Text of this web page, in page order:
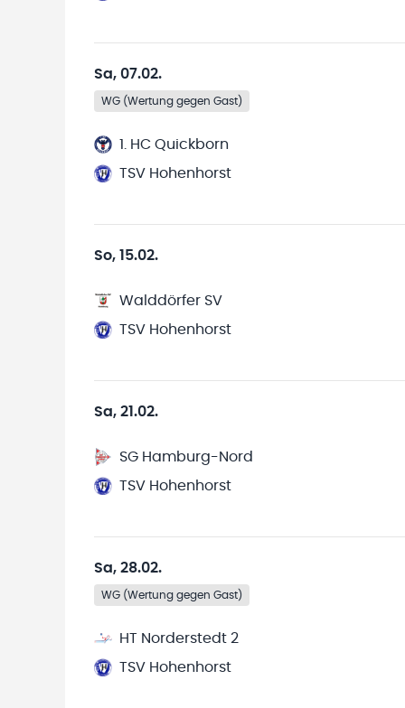
Sa, 07.02.
WG (Wertung gegen Gast)
1. HC Quickborn
TSV Hohenhorst
So, 15.02.
Walddörfer SV
TSV Hohenhorst
Sa, 21.02.
SG Hamburg-Nord
TSV Hohenhorst
Sa, 28.02.
WG (Wertung gegen Gast)
HT Norderstedt 2
TSV Hohenhorst